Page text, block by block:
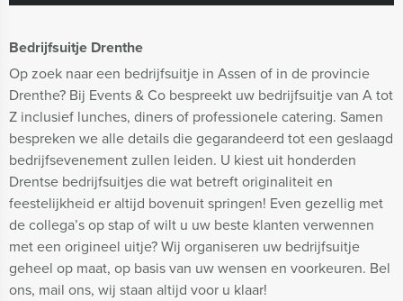
Bedrijfsuitje Drenthe
Op zoek naar een bedrijfsuitje in Assen of in de provincie
Drenthe? Bij Events & Co bespreekt uw bedrijfsuitje van A tot
Z inclusief lunches, diners of professionele catering. Samen
bespreken we alle details die gegarandeerd tot een geslaagd
bedrijfsevenement zullen leiden. U kiest uit honderden
Drentse bedrijfsuitjes die wat betreft originaliteit en
feestelijkheid er altijd bovenuit springen! Even gezellig met
de collega’s op stap of wilt u uw beste klanten verwennen
met een origineel uitje? Wij organiseren uw bedrijfsuitje
geheel op maat, op basis van uw wensen en voorkeuren. Bel
ons, mail ons, wij staan altijd voor u klaar!